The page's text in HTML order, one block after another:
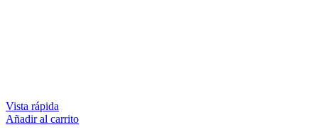
Vista rápida
Añadir al carrito